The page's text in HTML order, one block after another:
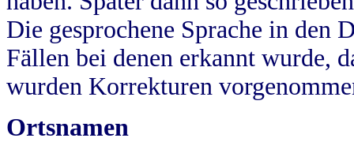
Die gesprochene Sprache in
Fällen bei denen erkannt wurde,
wurden Korrekturen
Ortsnamen